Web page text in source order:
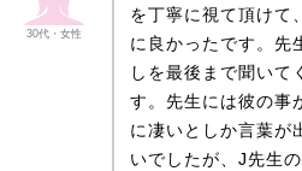
30代・女性
を丁寧に視て頂けて
に良かったです。先
しを最後まで聞いて
す。先生には彼の事
に凄いとしか言葉が
いでしたが、J先生